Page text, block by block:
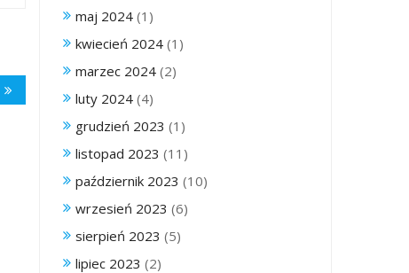
maj 2024 (1)
kwiecień 2024 (1)
marzec 2024 (2)
luty 2024 (4)
grudzień 2023 (1)
listopad 2023 (11)
październik 2023 (10)
wrzesień 2023 (6)
sierpień 2023 (5)
lipiec 2023 (2)